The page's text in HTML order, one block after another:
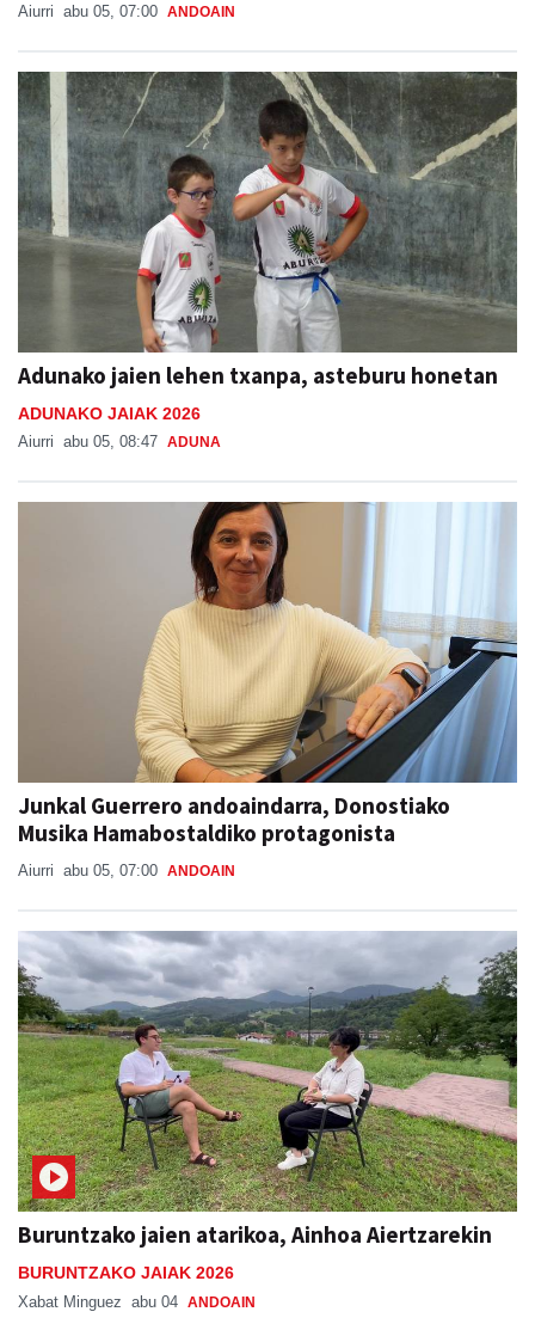
Aiurri abu 05, 07:00 ANDOAIN
Adunako jaien lehen txanpa, asteburu honetan
ADUNAKO JAIAK 2026
Aiurri abu 05, 08:47 ADUNA
Junkal Guerrero andoaindarra, Donostiako
Musika Hamabostaldiko protagonista
Aiurri abu 05, 07:00 ANDOAIN
Buruntzako jaien atarikoa, Ainhoa Aiertzarekin
BURUNTZAKO JAIAK 2026
Xabat Minguez abu 04 ANDOAIN